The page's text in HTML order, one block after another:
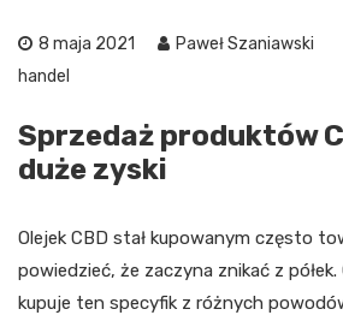
8 maja 2021 Paweł Szaniawski
handel
Sprzedaż produktów
duże zyski
Olejek CBD stał kupowanym często
powiedzieć, że zaczyna znikać z
kupuje ten specyfik z różnych